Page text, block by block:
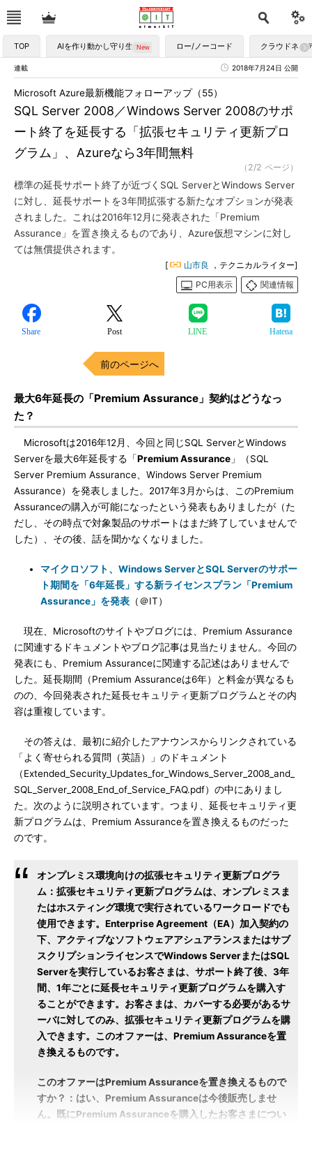
TOP AIを作り動かし守り生かす ロー/ノーコード クラウドネイ
連載 2018年7月24日 公開
SQL Server 2008／Windows Server 2008のサポ
ート終了を延長する「拡張セキュリティ更新プロ
グラム」、Azureなら3年間無料
Microsoft Azure最新機能フォローアップ（55）
（2/2 ページ）
標準の延長サポート終了が近づくSQL ServerとWindows Server
に対し、延長サポートを3年間拡張する新たなオプションが発表
されました。これは2016年12月に発表された「Premium
Assurance」を置き換えるものであり、Azure仮想マシンに対し
ては無償提供されます。
[ 山市良
，テクニカルライター]
PC用表示
関連情報
Share Post LINE Hatena
前のページへ
最大6年延長の「Premium Assurance」契約はどうなっ
た？
Microsoftは2016年12月、今回と同じSQL ServerとWindows
Serverを最大6年延長する「Premium Assurance 」（SQL
Server Premium Assurance、Windows Server Premium
Assurance）を発表しました。2017年3月からは、このPremium
Assuranceの購入が可能になったという発表もありましたが（た
だし、その時点で対象製品のサポートはまだ終了していませんで
した）、その後、話を聞かなくなりました。
マイクロソフト、Windows ServerとSQL Serverのサポー
ト期間を「6年延長」する新ライセンスプラン「Premium
Assurance」を発表 （＠IT）
現在、Microsoftのサイトやブログには、Premium Assurance
に関連するドキュメントやブログ記事は見当たりません。今回の
発表にも、Premium Assuranceに関連する記述はありませんで
した。延長期間（Premium Assuranceは6年）と料金が異なるも
のの、今回発表された延長セキュリティ更新プログラムとその内
容は重複しています。
その答えは、最初に紹介したアナウンスからリンクされている
「よく寄せられる質問（英語）」のドキュメント
（Extended_Security_Updates_for_Windows_Server_2008_and_
SQL_Server_2008_End_of_Service_FAQ.pdf）の中にありまし
た。次のように説明されています。つまり、延長セキュリティ更
新プログラムは、Premium Assuranceを置き換えるものだった
のです。
オンプレミス環境向けの拡張セキュリティ更新プログラ
ム：拡張セキュリティ更新プログラムは、オンプレミスま
たはホスティング環境で実行されているワークロードでも
使用できます。Enterprise Agreement（EA）加入契約の
下、アクティブなソフトウェアアシュアランスまたはサブ
スクリプションライセンスでWindows ServerまたはSQL
Serverを実行しているお客さまは、サポート終了後、3年
間、1年ごとに延長セキュリティ更新プログラムを購入す
ることができます。お客さまは、カバーする必要があるサ
ーバに対してのみ、拡張セキュリティ更新プログラムを購
入できます。このオファーは、Premium Assuranceを置
き換えるものです。
このオファーはPremium Assuranceを置き換えるもので
すか？：はい、Premium Assuranceは今後販売しませ
ん。既にPremium Assuranceを購入したお客さまについ